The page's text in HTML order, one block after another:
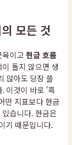
모든 것
이고 현금 흐름
돌지 않으면 생
많아도 당장 쓸
이것이 바로 '흑
떤 지표보다 현금
습니다. 현금은
기 때문입니다.